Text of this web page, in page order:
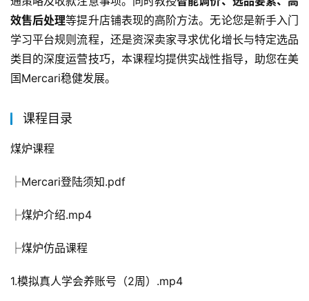
效售后处理等提升店铺表现的高阶方法。无论您是新手入门
学习平台规则流程，还是资深卖家寻求优化增长与特定选品
类目的深度运营技巧，本课程均提供实战性指导，助您在美
国Mercari稳健发展。
课程目录
煤炉课程
├Mercari登陆须知.pdf
├煤炉介绍.mp4
├煤炉仿品课程
1.模拟真人学会养账号（2周）.mp4